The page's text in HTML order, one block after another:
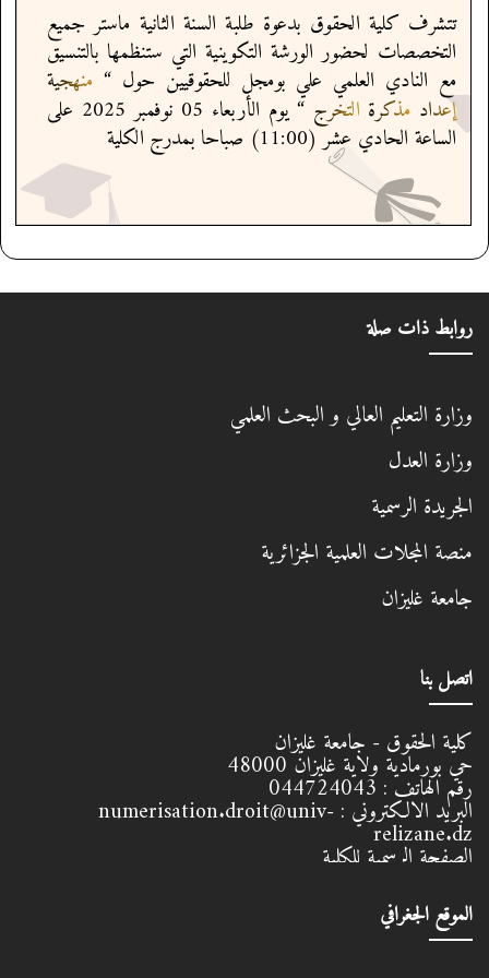
روابط ذات صلة
وزارة التعليم العالي و البحث العلمي
وزارة العدل
الجريدة الرسمية
منصة المجلات العلمية الجزائرية
جامعة غليزان
اتصل بنا
كلية الحقوق - جامعة غليزان
حي بورمادية ولاية غليزان48000 رقم الهاتف :044724043البريد الالكتروني :numerisation.droit@univ- relizane.dz
الصفحة الرسمية للكلية
الموقع الجغرافي